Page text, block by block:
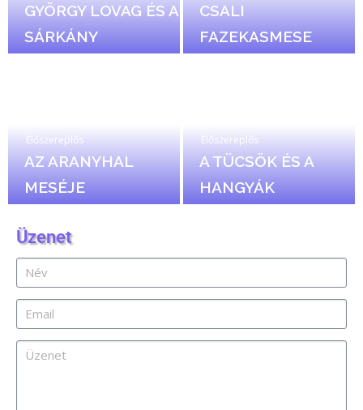
GYÖRGY LOVAG ÉS A
SÁRKÁNY
CSALI
FAZEKASMESE
Élőszereplős
AZ ARANYHAL
MESÉJE
Élőszereplős
A TÜCSÖK ÉS A
HANGYÁK
Üzenet